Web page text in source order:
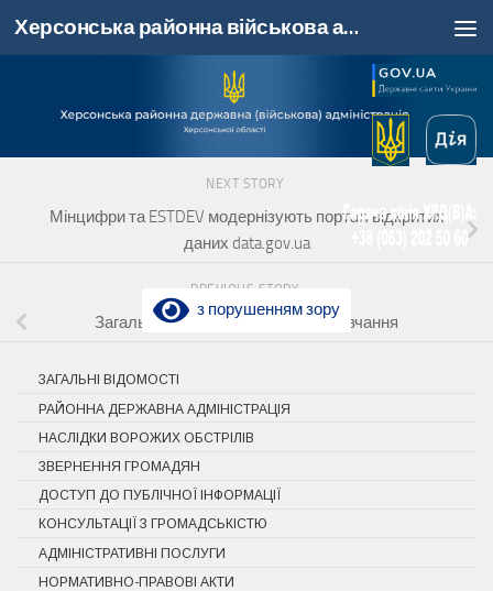
Skip to content Херсонська районна військова адміністрація, Херсонська область
з порушенням зору
NEXT STORY
Мінцифри та ESTDEV модернізують портал відкритих
даних data.gov.ua
PREVIOUS STORY
Загальнонаціональна хвилина мовчання
ЗАГАЛЬНІ ВІДОМОСТІ
РАЙОННА ДЕРЖАВНА АДМІНІСТРАЦІЯ
НАСЛІДКИ ВОРОЖИХ ОБСТРІЛІВ
ЗВЕРНЕННЯ ГРОМАДЯН
ДОСТУП ДО ПУБЛІЧНОЇ ІНФОРМАЦІЇ
КОНСУЛЬТАЦІЇ З ГРОМАДСЬКІСТЮ
АДМІНІСТРАТИВНІ ПОСЛУГИ
НОРМАТИВНО-ПРАВОВІ АКТИ